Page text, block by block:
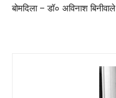
बोमदिला – डॉ० अविनाश बिनीवाले